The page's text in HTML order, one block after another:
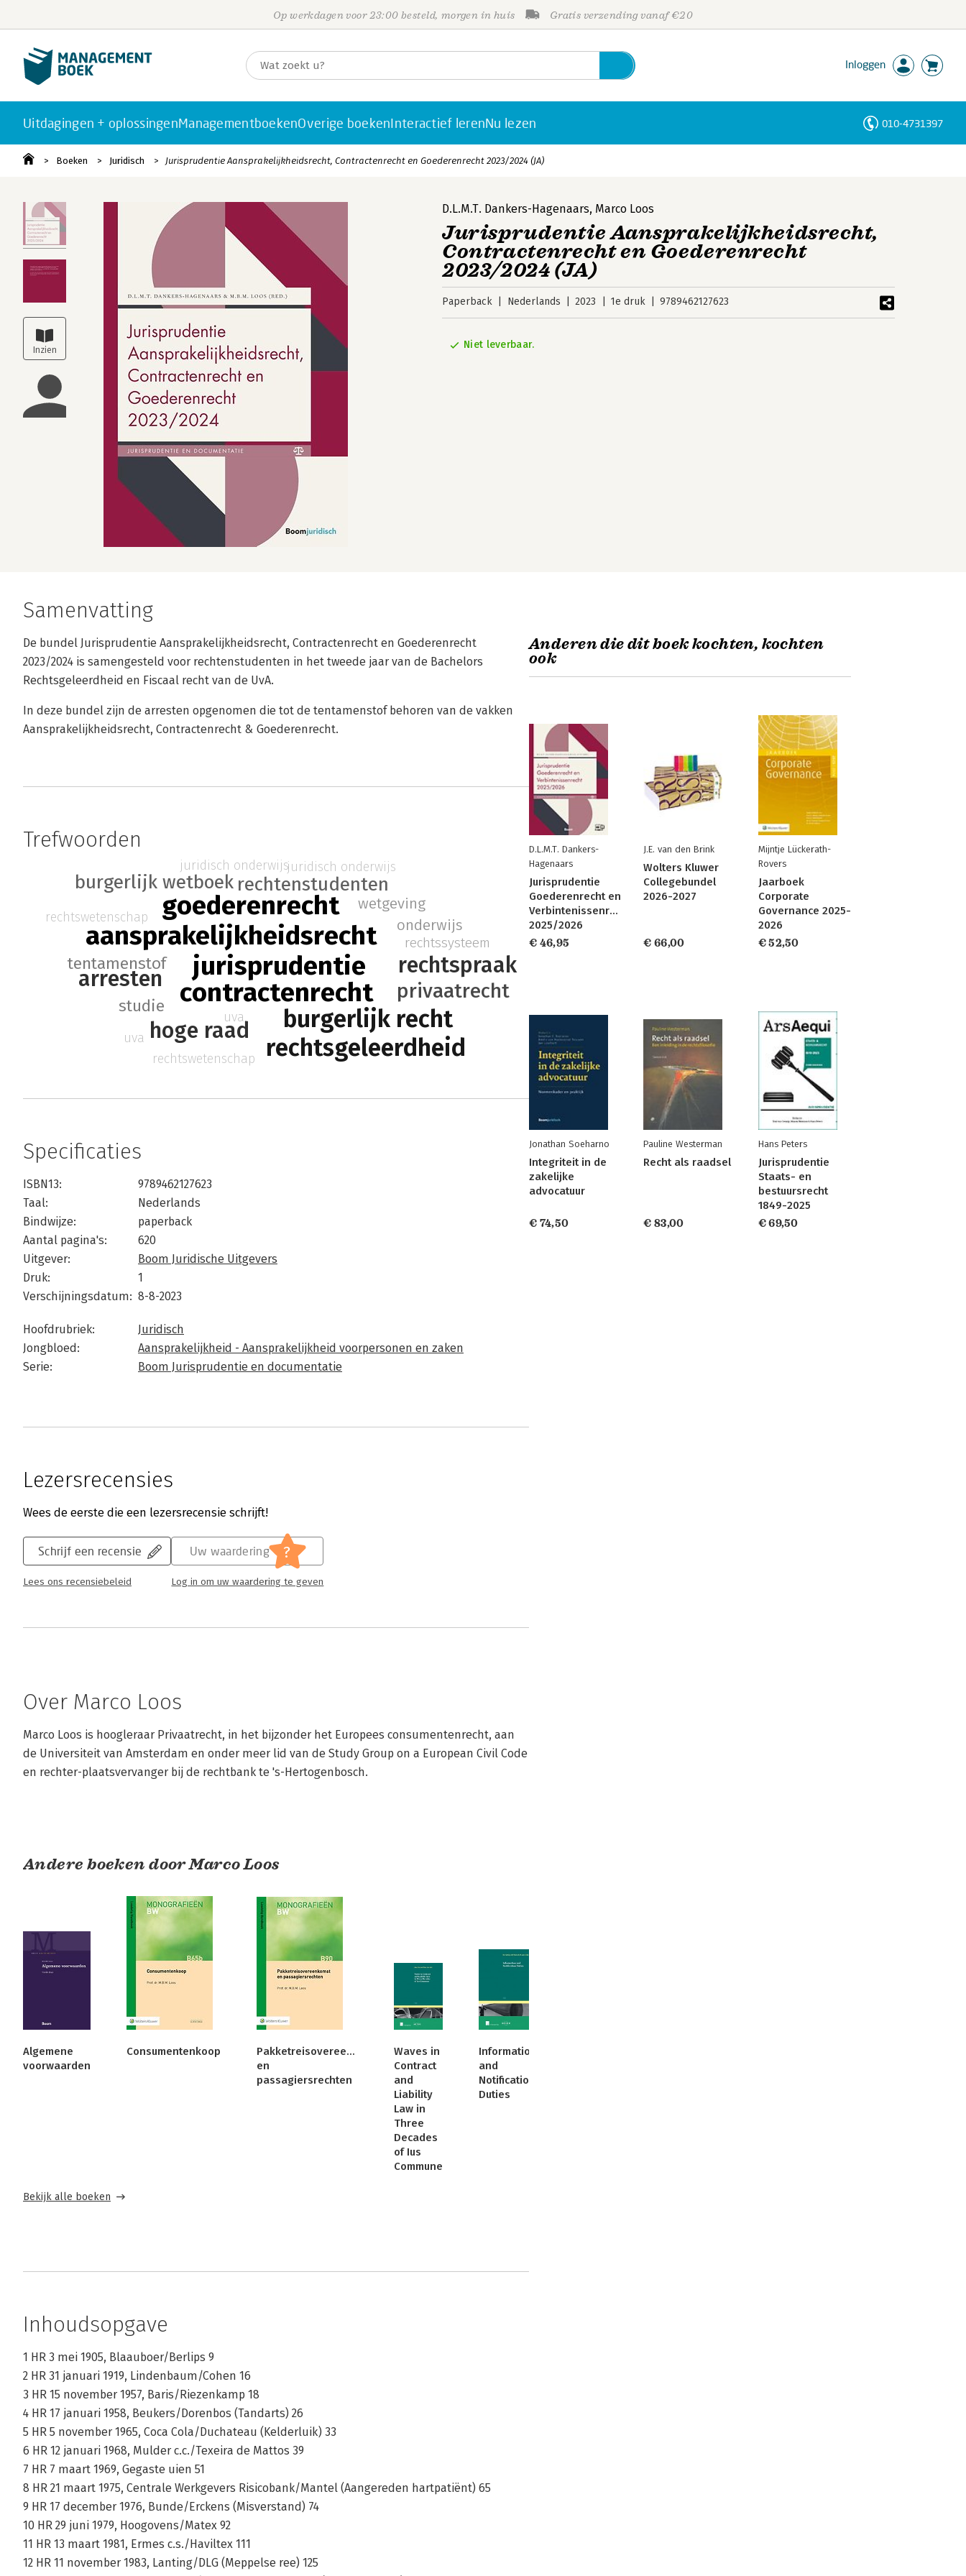
Op werkdagen voor 23:00 besteld, morgen in huis Gratis verzending vanaf €20
Inloggen
Uitdagingen + oplossingenManagementboekenOverige boekenInteractief lerenNu lezen 010-4731397
Boeken Juridisch Jurisprudentie Aansprakelijkheidsrecht, Contractenrecht en Goederenrecht 2023/2024 (JA)
D.L.M.T. Dankers-Hagenaars, Marco Loos
Jurisprudentie Aansprakelijkheidsrecht,
Contractenrecht en Goederenrecht
2023/2024 (JA)
Paperback Nederlands 2023 1e druk 9789462127623
Niet leverbaar.
Samenvatting
De bundel Jurisprudentie Aansprakelijkheidsrecht, Contractenrecht en Goederenrecht
2023/2024 is samengesteld voor rechtenstudenten in het tweede jaar van de Bachelors
Rechtsgeleerdheid en Fiscaal recht van de UvA.
In deze bundel zijn de arresten opgenomen die tot de tentamenstof behoren van de vakken
Aansprakelijkheidsrecht, Contractenrecht & Goederenrecht.
Trefwoorden
jurisprudentie
aansprakelijkheidsrecht
contractenrecht
goederenrecht
burgerlijk recht
rechtsgeleerdheid
hoge raad
rechtspraak
arresten privaatrecht
burgerlijk wetboek rechtenstudenten
tentamenstof
studie
wetgeving
onderwijs
rechtssysteem
rechtswetenschap
juridisch onderwijs
uva
rechtswetenschap
juridisch onderwijs
uva
Specificaties
ISBN13:
9789462127623
Taal:
Nederlands
Bindwijze:
paperback
Aantal pagina's:
620
Uitgever:
Boom Juridische Uitgevers
Druk:
1
Verschijningsdatum: 8-8-2023
Hoofdrubriek:
Juridisch
Jongbloed:
Aansprakelijkheid - Aansprakelijkheid voorpersonen en zaken
Serie:
Boom Jurisprudentie en documentatie
Lezersrecensies
Wees de eerste die een lezersrecensie schrijft!
Schrijf een recensie
Lees ons recensiebeleid
Uw waardering ?
Log in om uw waardering te geven
Over Marco Loos
Marco Loos is hoogleraar Privaatrecht, in het bijzonder het Europees consumentenrecht, aan
de Universiteit van Amsterdam en onder meer lid van de Study Group on a European Civil Code
en rechter-plaatsvervanger bij de rechtbank te 's-Hertogenbosch.
Andere boeken door Marco Loos
Algemene
voorwaarden
Consumentenkoop
Pakketreisovereenkomst
en
passagiersrechten
Waves in
Contract
and
Liability
Law in
Three
Decades
of Ius
Commune
Information
and
Notification
Duties
Bekijk alle boeken
Inhoudsopgave
1 HR 3 mei 1905, Blaauboer/Berlips 9
2 HR 31 januari 1919, Lindenbaum/Cohen 16
3 HR 15 november 1957, Baris/Riezenkamp 18
4 HR 17 januari 1958, Beukers/Dorenbos (Tandarts) 26
5 HR 5 november 1965, Coca Cola/Duchateau (Kelderluik) 33
6 HR 12 januari 1968, Mulder c.c./Texeira de Mattos 39
7 HR 7 maart 1969, Gegaste uien 51
8 HR 21 maart 1975, Centrale Werkgevers Risicobank/Mantel (Aangereden hartpatiënt) 65
9 HR 17 december 1976, Bunde/Erckens (Misverstand) 74
10 HR 29 juni 1979, Hoogovens/Matex 92
11 HR 13 maart 1981, Ermes c.s./Haviltex 111
12 HR 11 november 1983, Lanting/DLG (Meppelse ree) 125
Anderen die dit boek kochten, kochten
ook
D.L.M.T. Dankers-
Hagenaars
Jurisprudentie
Goederenrecht en
Verbintenissenrecht
2025/2026
€ 46,95
J.E. van den Brink
Wolters Kluwer
Collegebundel
2026-2027
€ 66,00
Mijntje Lückerath-
Rovers
Jaarboek
Corporate
Governance 2025-
2026
€ 52,50
Jonathan Soeharno
Integriteit in de
zakelijke
advocatuur
€ 74,50
Pauline Westerman
Recht als raadsel
€ 83,00
Hans Peters
Jurisprudentie
Staats- en
bestuursrecht
1849-2025
€ 69,50
Personen